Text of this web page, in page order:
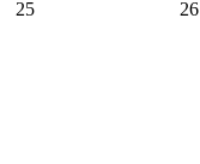
25
26